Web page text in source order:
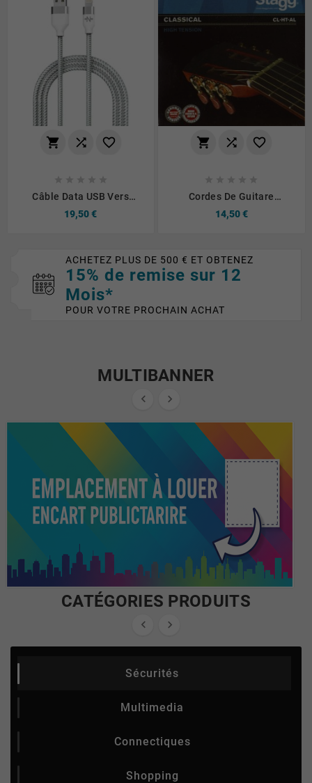
  
Câble Data USB Vers
CLB8 Nylon Tressé 12W
19,50 €
  
Cordes De Guitare
Stagg CL-HT- AL
14,50 €
ACHETEZ PLUS DE 500 € ET OBTENEZ
15% de remise sur 12
Mois*
POUR VOTRE PROCHAIN ACHAT
MULTIBANNER
 
CATÉGORIES PRODUITS
 
Sécurités
Multimedia
Connectiques
Shopping